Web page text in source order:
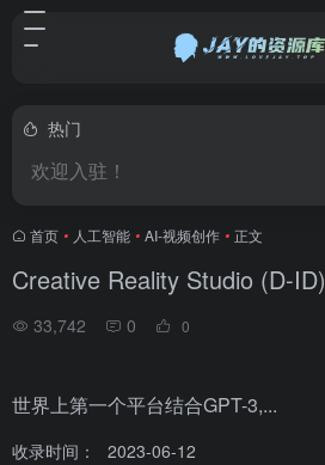
热门
欢迎入驻！
首页 • 人工智能 • AI-视频创作 • 正文
Creative Reality Studio (D-ID)
33,742 0 0
世界上第一个平台结合GPT-3,...
收录时间： 2023-06-12